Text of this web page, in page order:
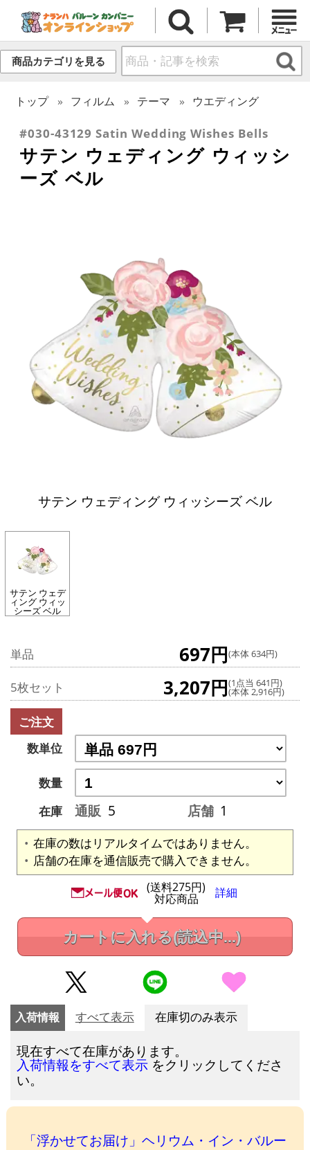
商品カテゴリを見る
トップ フィルム テーマ ウエディング
#030-43129 Satin Wedding Wishes Bells
サテン ウェディング ウィッシ
ーズ ベル
サテン ウェディング ウィッシーズ ベル
サテン ウェデ
ィング ウィッ
シーズ ベル
単品 697円(本体 634円)
5枚セット 3,207円(1点当 641円)
(本体 2,916円)
ご注文
数単位
数量
在庫
通販 5 店舗 1
在庫の数はリアルタイムではありません。
店舗の在庫を通信販売で購入できません。
(送料275円)
対応商品 詳細
カートに入れる(読込中...)
入荷情報 すべて表示 在庫切のみ表示
現在すべて在庫があります。
入荷情報をすべて表示 をクリックしてくださ
い。
「浮かせてお届け」ヘリウム・イン・バルー